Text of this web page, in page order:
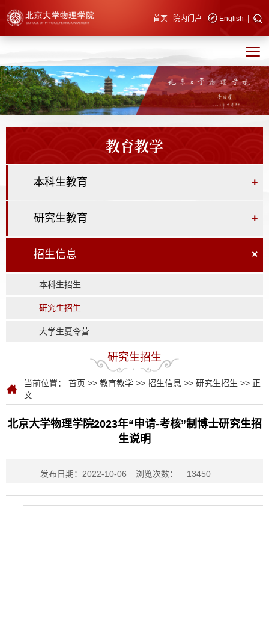
快速导航 首页 院内门户 English |
教育教学
本科生教育 +
研究生教育 +
招生信息 ×
本科生招生
研究生招生
大学生夏令营
研究生招生
当前位置： 首页 >> 教育教学 >> 招生信息 >> 研究生招生 >> 正
文
北京大学物理学院2023年“申请-考核”制博士研究生招
生说明
发布日期：2022-10-06 浏览次数： 13450